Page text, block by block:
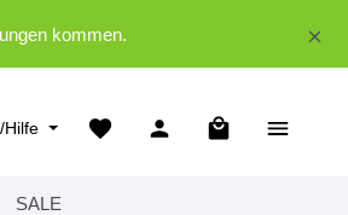
kommen.
Hilfe
Warenkorb
SALE